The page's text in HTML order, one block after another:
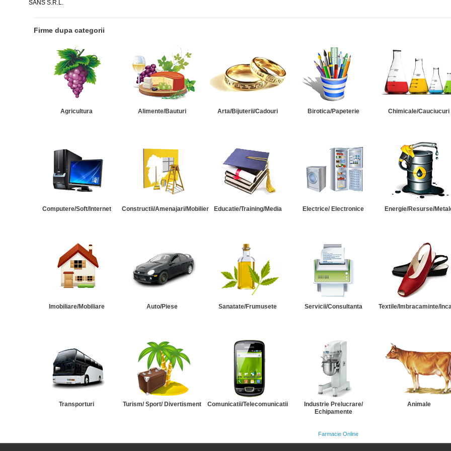
SANS S.R.L.
Firme dupa categorii
Agricultura Alimente/Bauturi Arta/Bijuterii/Cadouri Birotica/Papeterie Chimicale/Cauciucuri
Computere/Soft/Internet Constructii/Amenajari/Mobilier Educatie/Training/Media Electrice/ Electronice Energie/Resurse/
Imobiliare/Mobiliare Auto/Piese Sanatate/Frumusete Servicii/Consultanta Textile/Imbracaminte/
Transporturi Turism/ Sport/ Divertisment Comunicatii/Telecomunicatii
Industrie Prelucrare/
Echipamente
Animale
Farmacie Online